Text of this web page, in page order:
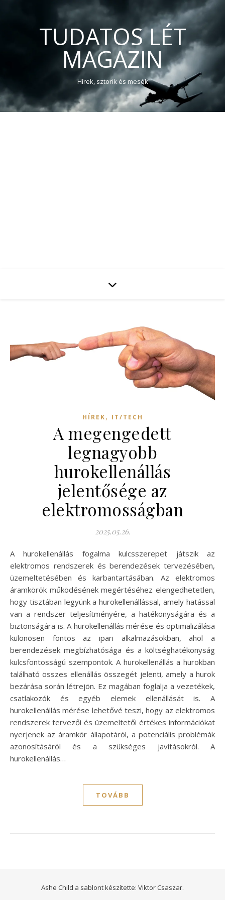
TUDATOS LÉT
MAGAZIN
Hírek, sztorik és mesék
HÍREK, IT/TECH
A megengedett
legnagyobb
hurokellenállás
jelentősége az
elektromosságban
2025.05.26.
A hurokellenállás fogalma kulcsszerepet játszik az
elektromos rendszerek és berendezések tervezésében,
üzemeltetésében és karbantartásában. Az elektromos
áramkörök működésének megértéséhez elengedhetetlen,
hogy tisztában legyünk a hurokellenállással, amely hatással
van a rendszer teljesítményére, a hatékonyságára és a
biztonságára is. A hurokellenállás mérése és optimalizálása
különösen fontos az ipari alkalmazásokban, ahol a
berendezések megbízhatósága és a költséghatékonyság
kulcsfontosságú szempontok. A hurokellenállás a hurokban
található összes ellenállás összegét jelenti, amely a hurok
bezárása során létrejön. Ez magában foglalja a vezetékek,
csatlakozók és egyéb elemek ellenállását is. A
hurokellenállás mérése lehetővé teszi, hogy az elektromos
rendszerek tervezői és üzemeltetői értékes információkat
nyerjenek az áramkör állapotáról, a potenciális problémák
azonosításáról és a szükséges javításokról. A
hurokellenállás…
TOVÁBB
Ashe Child a sablont készítette: Viktor Csaszar.